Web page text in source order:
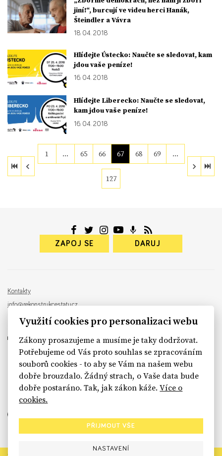
jiní!“, burcují ve videu herci Hanák,
Šteindler a Vávra
18. 04. 2018
Hlídejte Ústecko: Naučte se sledovat, kam
jdou vaše peníze!
16. 04. 2018
Hlídejte Liberecko: Naučte se sledovat,
kam jdou vaše peníze!
16. 04. 2018
1 … 65 66 67 68 69 …
127
ZAPOJ SE DARUJ
Kontakty
info@rekonstrukcestatu.cz
Návrh a vývoj: Sinfin , ilustrace:
sinfin.digital
Využití cookies pro personalizaci webu
Zákony prosazujeme a musíme je taky dodržovat.
Potřebujeme od Vás proto souhlas se zpracováním
souborů cookies - to aby se Vám na našem webu
dobře brouzdalo. Žádný strach, o Vaše data bude
dobře postaráno. Tak, jak zákon káže.Více o
cookies.
PŘIJMOUT VŠE
NASTAVENÍ